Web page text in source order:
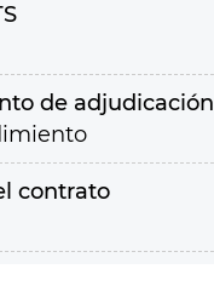
de adjudicación
contrato